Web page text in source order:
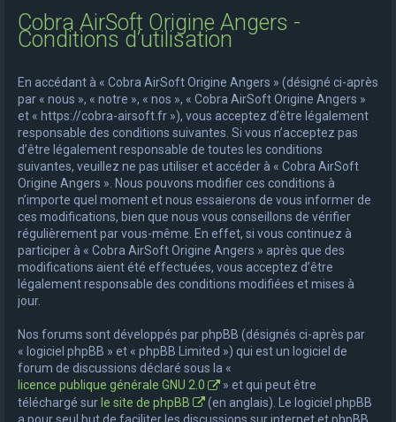
Cobra AirSoft Origine Angers -
Conditions d’utilisation
En accédant à « Cobra AirSoft Origine Angers » (désigné ci-après
par « nous », « notre », « nos », « Cobra AirSoft Origine Angers »
et « https://cobra-airsoft.fr »), vous acceptez d’être légalement
responsable des conditions suivantes. Si vous n’acceptez pas
d’être légalement responsable de toutes les conditions
suivantes, veuillez ne pas utiliser et accéder à « Cobra AirSoft
Origine Angers ». Nous pouvons modifier ces conditions à
n’importe quel moment et nous essaierons de vous informer de
ces modifications, bien que nous vous conseillons de vérifier
régulièrement par vous-même. En effet, si vous continuez à
participer à « Cobra AirSoft Origine Angers » après que des
modifications aient été effectuées, vous acceptez d’être
légalement responsable des conditions modifiées et mises à
jour.
Nos forums sont développés par phpBB (désignés ci-après par
« logiciel phpBB » et « phpBB Limited ») qui est un logiciel de
forum de discussions déclaré sous la «
licence publique générale GNU 2.0
» et qui peut être
téléchargé surle site de phpBB
(en anglais). Le logiciel phpBB